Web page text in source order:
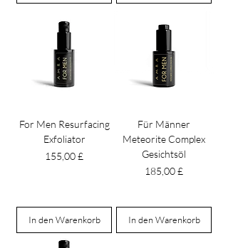
For Men Resurfacing
Exfoliator
Preis
155,00 £
In den Warenkorb
Für Männer
Meteorite Complex
Gesichtsöl
Preis
185,00 £
In den Warenkorb